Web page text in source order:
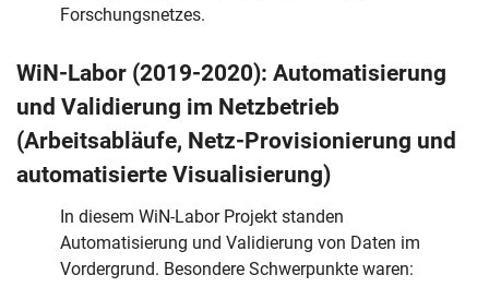
Forschungsnetzes.
WiN-Labor (2019-2020): Automatisierung
und Validierung im Netzbetrieb
(Arbeitsabläufe, Netz-Provisionierung und
automatisierte Visualisierung)
In diesem WiN-Labor Projekt standen
Automatisierung und Validierung von Daten im
Vordergrund. Besondere Schwerpunkte waren: